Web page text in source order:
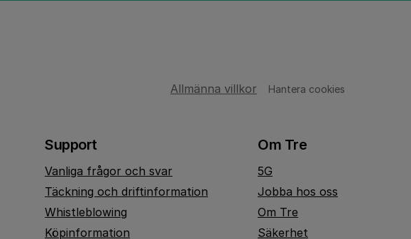
Allmänna villkor Hantera cookies
Support
Vanliga frågor och svar
Täckning och driftinformation
Whistleblowing
Köpinformation
Om Tre
5G
Jobba hos oss
Om Tre
Säkerhet